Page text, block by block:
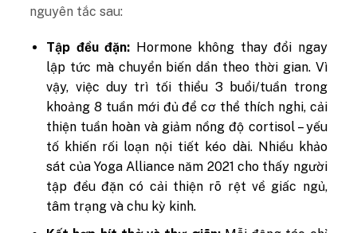
nguyên tắc sau:
Tập đều đặn: Hormone không thay đổi ngay
lập tức mà chuyển biến dần theo thời gian. Vì
vậy, việc duy trì tối thiểu 3 buổi/tuần trong
khoảng 8 tuần mới đủ để cơ thể thích nghi, cải
thiện tuần hoàn và giảm nồng độ cortisol – yếu
tố khiến rối loạn nội tiết kéo dài. Nhiều khảo
sát của Yoga Alliance năm 2021 cho thấy người
tập đều đặn có cải thiện rõ rệt về giấc ngủ,
tâm trạng và chu kỳ kinh.